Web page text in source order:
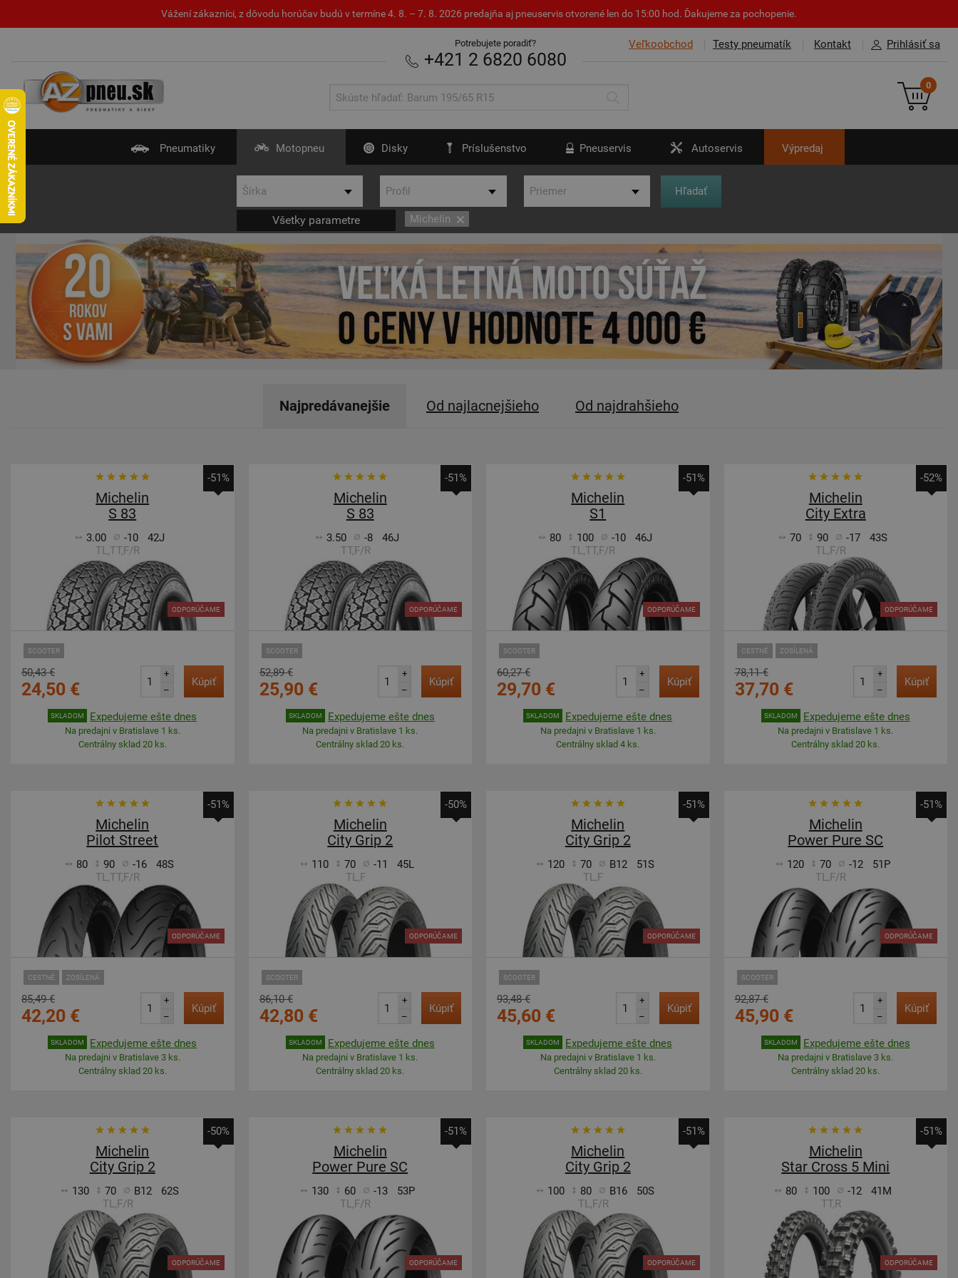
Vážení zákazníci, z dôvodu horúčav budú v termíne 4. 8. – 7. 8. 2026 predajňa aj pneuservis otvorené len do 15:00 hod. Ďakujeme za pochopenie.
Veľkoobchod Testy pneumatík Kontakt Prihlásiť sa
Potrebujete poradiť?
+421 2 6820 6080
0
Pneumatiky Motopneu Disky Príslušenstvo Pneuservis Autoservis Výpredaj
Všetky parametre Michelin
Najpredávanejšie Od najlacnejšieho Od najdrahšieho
-51%
Michelin
S 83
3.00 -10
42J
TL,TT,F/R
SCOOTER
ODPORÚČAME
50,43 €
24,50 €
+
–
Kúpiť
SKLADOM Expedujeme ešte dnes
Na predajni v Bratislave 1 ks.
Centrálny sklad 20 ks.
-51%
Michelin
S 83
3.50 -8
46J
TT,F/R
SCOOTER
ODPORÚČAME
52,89 €
25,90 €
+
–
Kúpiť
SKLADOM Expedujeme ešte dnes
Na predajni v Bratislave 1 ks.
Centrálny sklad 20 ks.
-51%
Michelin
S1
80 100 -10
46J
TL,TT,F/R
SCOOTER
ODPORÚČAME
60,27 €
29,70 €
+
–
Kúpiť
SKLADOM Expedujeme ešte dnes
Na predajni v Bratislave 1 ks.
Centrálny sklad 4 ks.
-52%
Michelin
City Extra
70 90 -17
43S
TL,F/R
CESTNÉ ZOSÍLENÁ
ODPORÚČAME
78,11 €
37,70 €
+
–
Kúpiť
SKLADOM Expedujeme ešte dnes
Na predajni v Bratislave 1 ks.
Centrálny sklad 20 ks.
-51%
Michelin
Pilot Street
80 90 -16
48S
TL,TT,F/R
CESTNÉ ZOSÍLENÁ
ODPORÚČAME
85,49 €
42,20 €
+
–
Kúpiť
SKLADOM Expedujeme ešte dnes
Na predajni v Bratislave 3 ks.
Centrálny sklad 20 ks.
-50%
Michelin
City Grip 2
110 70 -11
45L
TL,F
SCOOTER
ODPORÚČAME
86,10 €
42,80 €
+
–
Kúpiť
SKLADOM Expedujeme ešte dnes
Na predajni v Bratislave 1 ks.
Centrálny sklad 20 ks.
-51%
Michelin
City Grip 2
120 70 B12
51S
TL,F
SCOOTER
ODPORÚČAME
93,48 €
45,60 €
+
–
Kúpiť
SKLADOM Expedujeme ešte dnes
Na predajni v Bratislave 1 ks.
Centrálny sklad 20 ks.
-51%
Michelin
Power Pure SC
120 70 -12
51P
TL,F/R
SCOOTER
ODPORÚČAME
92,87 €
45,90 €
+
–
Kúpiť
SKLADOM Expedujeme ešte dnes
Na predajni v Bratislave 3 ks.
Centrálny sklad 20 ks.
-50%
Michelin
City Grip 2
130 70 B12
62S
TL,F/R
ODPORÚČAME
-51%
Michelin
Power Pure SC
130 60 -13
53P
TL,F/R
ODPORÚČAME
-51%
Michelin
City Grip 2
100 80 B16
50S
TL,F/R
ODPORÚČAME
-51%
Michelin
Star Cross 5 Mini
80 100 -12
41M
TT,R
ODPORÚČAME